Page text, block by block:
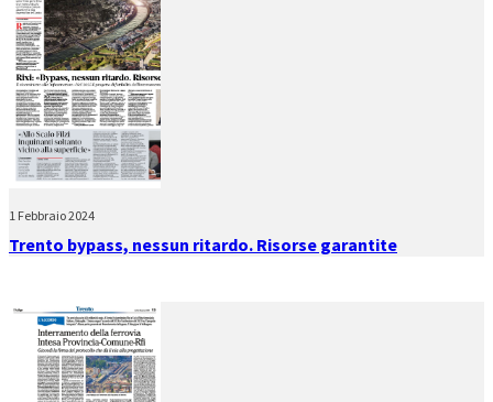
1 Febbraio 2024
Trento bypass, nessun ritardo. Risorse garantite